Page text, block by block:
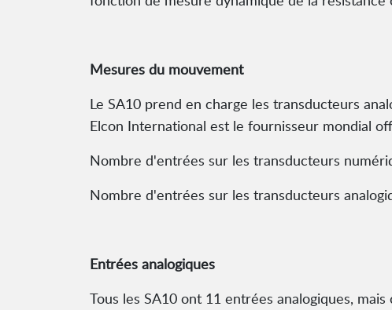
Mesures du mouvement
Le SA10 prend en charge les transducteurs
Elcon International est le fournisseur mondial
Nombre d'entrées sur les transducteurs
Nombre d'entrées sur les transducteurs
Entrées analogiques
Tous les SA10 ont 11 entrées analogiques,